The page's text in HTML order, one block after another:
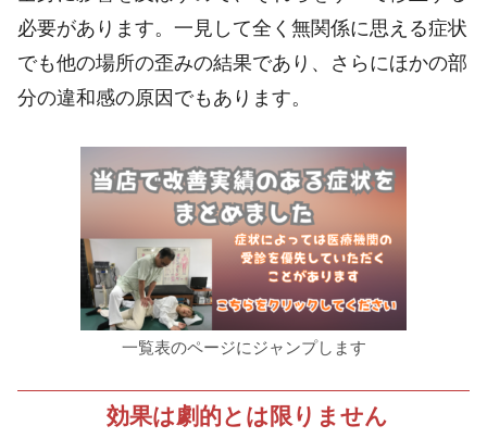
必要があります。一見して全く無関係に思える症状
でも他の場所の歪みの結果であり、さらにほかの部
分の違和感の原因でもあります。
一覧表のページにジャンプします
効果は劇的とは限りません